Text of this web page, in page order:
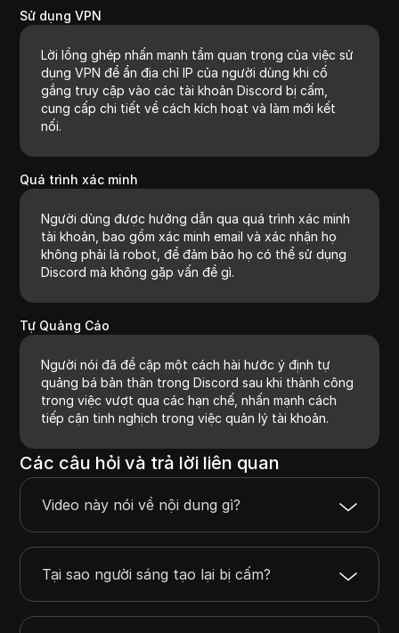
Sử dụng VPN
Lời lồng ghép nhấn mạnh tầm quan trọng của việc sử
dụng VPN để ẩn địa chỉ IP của người dùng khi cố
gắng truy cập vào các tài khoản Discord bị cấm,
cung cấp chi tiết về cách kích hoạt và làm mới kết
nối.
Quá trình xác minh
Người dùng được hướng dẫn qua quá trình xác minh
tài khoản, bao gồm xác minh email và xác nhận họ
không phải là robot, để đảm bảo họ có thể sử dụng
Discord mà không gặp vấn đề gì.
Tự Quảng Cáo
Người nói đã đề cập một cách hài hước ý định tự
quảng bá bản thân trong Discord sau khi thành công
trong việc vượt qua các hạn chế, nhấn mạnh cách
tiếp cận tinh nghịch trong việc quản lý tài khoản.
Các câu hỏi và trả lời liên quan
Video này nói về nội dung gì?
Tại sao người sáng tạo lại bị cấm?